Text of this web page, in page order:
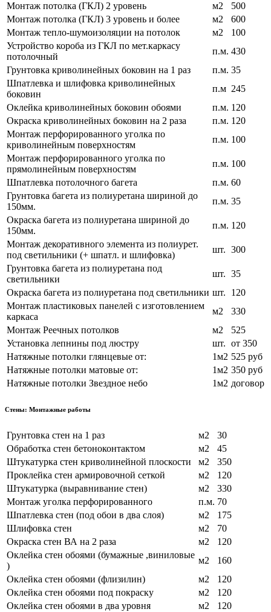
Монтаж потолка (ГКЛ) 2 уровень
м2
500
Монтаж потолка (ГКЛ) 3 уровень и более
м2
600
Монтаж тепло-шумоизоляции на потолок
м2
100
Устройство короба из ГКЛ по мет.каркасу
потолочный
п.м. 430
Грунтовка криволинейных боковин на 1 раз
п.м. 35
Шпатлевка и шлифовка криволинейных
боковин
п.м 245
Оклейка криволинейных боковин обоями
п.м. 120
Окраска криволинейных боковин на 2 раза
п.м. 120
Монтаж перфорированного уголка по
криволинейным поверхностям
п.м. 100
Монтаж перфорированного уголка по
прямолинейным поверхностям
п.м. 100
Шпатлевка потолочного багета
п.м. 60
Грунтовка багета из полиуретана шириной до
150мм.
п.м. 35
Окраска багета из полиуретана шириной до
150мм.
п.м. 120
Монтаж декоративного элемента из полиурет.
под светильники (+ шпатл. и шлифовка)
шт. 300
Грунтовка багета из полиуретана под
светильники
шт. 35
Окраска багета из полиуретана под светильники шт.
120
Монтаж пластиковых панелей с изготовлением
каркаса
м2
330
Монтаж Реечных потолков
м2
525
Установка лепнины под люстру
шт. от 350
Натяжные потолки глянцевые от:
1м2 525 руб
Натяжные потолки матовые от:
1м2 350 руб
Натяжные потолки Звездное небо
1м2 договор
Стены: Монтажные работы
Грунтовка стен на 1 раз м2
30
Обработка стен бетоноконтактом
м2
45
Штукатурка стен криволинейной плоскости
м2
350
Проклейка стен армировочной сеткой
м2
120
Штукатурка (выравнивание стен)
м2
330
Монтаж уголка перфорированного
п.м. 70
Шпатлевка стен (под обои в два слоя)
м2
175
Шлифовка стен
м2
70
Окраска стен ВА на 2 раза
м2
120
Оклейка стен обоями (бумажные ,виниловые
)
м2
160
Оклейка стен обоями (флизилин)
м2
120
Оклейка стен обоями под покраску
м2
120
Оклейка стен обоями в два уровня
м2
120